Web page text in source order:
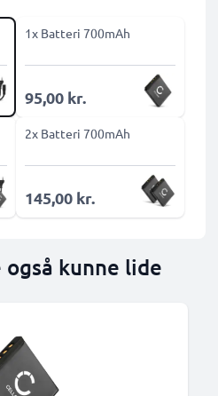
1x Batteri 700mAh
95,00 kr.
2x Batteri 700mAh
145,00 kr.
også kunne lide